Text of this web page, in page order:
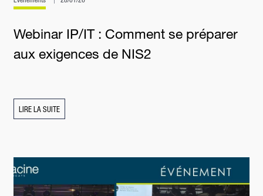
Webinar IP/IT : Comment se préparer
aux exigences de NIS2
LIRE LA SUITE